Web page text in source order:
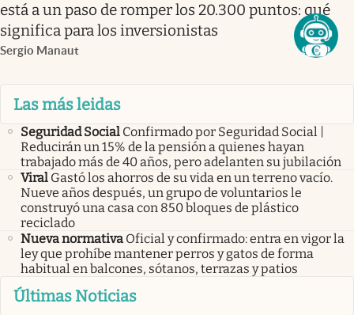
está a un paso de romper los 20.300 puntos: qué
significa para los inversionistas
Sergio Manaut
Las más leidas
Seguridad Social Confirmado por Seguridad Social |
Reducirán un 15% de la pensión a quienes hayan
trabajado más de 40 años, pero adelanten su jubilación
Viral Gastó los ahorros de su vida en un terreno vacío.
Nueve años después, un grupo de voluntarios le
construyó una casa con 850 bloques de plástico
reciclado
Nueva normativa Oficial y confirmado: entra en vigor la
ley que prohíbe mantener perros y gatos de forma
habitual en balcones, sótanos, terrazas y patios
Últimas Noticias